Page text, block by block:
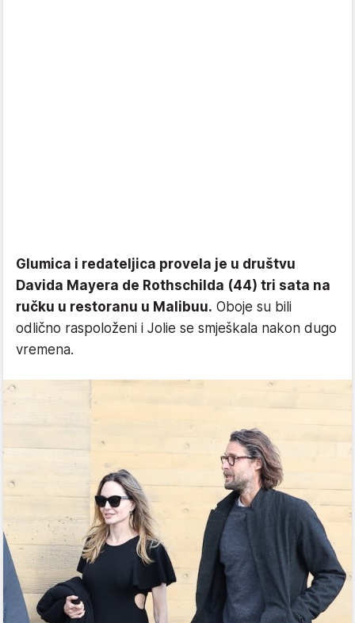
Glumica i redateljica provela je u društvu
Davida Mayera de Rothschilda (44) tri sata na
ručku u restoranu u Malibuu. Oboje su bili
odlično raspoloženi i Jolie se smješkala nakon dugo
vremena.